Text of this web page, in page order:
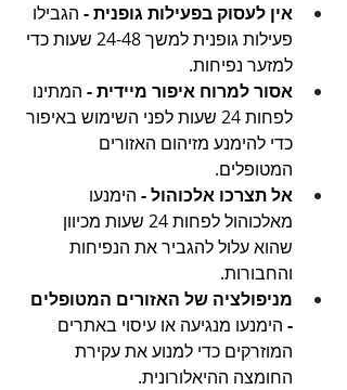
אין לעסוק בפעילות גופנית - הגבילו
פעילות גופנית למשך 24-48 שעות כדי
למזער נפיחות.
אסור למרוח איפור מיידית - המתינו
לפחות 24 שעות לפני השימוש באיפור
כדי להימנע מזיהום האזורים
המטופלים.
אל תצרכו אלכוהול - הימנעו
מאלכוהול לפחות 24 שעות מכיוון
שהוא עלול להגביר את הנפיחות
והחבורות.
מניפולציה של האזורים המטופלים
- הימנעו מנגיעה או עיסוי באתרים
המוזרקים כדי למנוע את עקירת
החומצה ההיאלורונית.